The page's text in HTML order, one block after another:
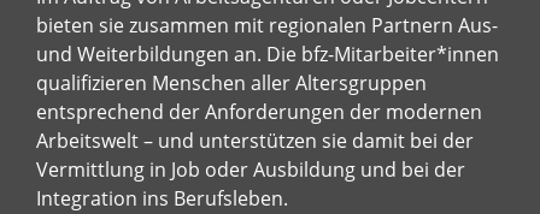
bieten sie zusammen mit regionalen Partnern Aus-
und Weiterbildungen an. Die bfz-Mitarbeiter*innen
qualifizieren Menschen aller Altersgruppen
entsprechend der Anforderungen der modernen
Arbeitswelt – und unterstützen sie damit bei der
Vermittlung in Job oder Ausbildung und bei der
Integration ins Berufsleben.